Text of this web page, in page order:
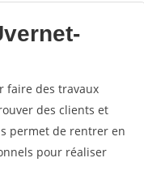
faire des travaux
des clients et
permet de rentrer en
pour réaliser